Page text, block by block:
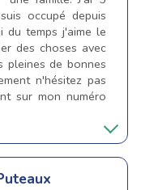
occupé depuis
du temps j'aime le
des choses avec
pleines de bonnes
n'hésitez pas
sur mon numéro